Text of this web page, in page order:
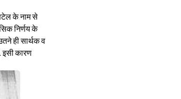
के नाम से
निर्णय के
ही सार्थक व
इसी कारण